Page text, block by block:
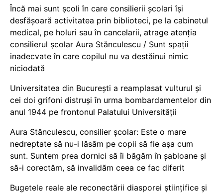
Încă mai sunt școli în care consilierii școlari își
desfășoară activitatea prin biblioteci, pe la cabinetul
medical, pe holuri sau în cancelarii, atrage atenția
consilierul școlar Aura Stănculescu / Sunt spații
inadecvate în care copilul nu va destăinui nimic
niciodată
Universitatea din București a reamplasat vulturul și
cei doi grifoni distruși în urma bombardamentelor din
anul 1944 pe frontonul Palatului Universității
Aura Stănculescu, consilier școlar: Este o mare
nedreptate să nu-i lăsăm pe copii să fie așa cum
sunt. Suntem prea dornici să îi băgăm în șabloane și
să-i corectăm, să invalidăm ceea ce fac diferit
Bugetele reale ale reconectării diasporei științifice și